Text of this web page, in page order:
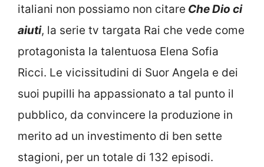
italiani non possiamo non citare Che Dio ci
aiuti, la serie tv targata Rai che vede come
protagonista la talentuosa Elena Sofia
Ricci. Le vicissitudini di Suor Angela e dei
suoi pupilli ha appassionato a tal punto il
pubblico, da convincere la produzione in
merito ad un investimento di ben sette
stagioni, per un totale di 132 episodi.